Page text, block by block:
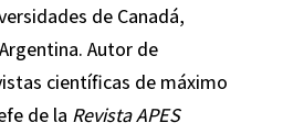
de Canadá,
Autor de
científicas de máximo
de la Revista APES